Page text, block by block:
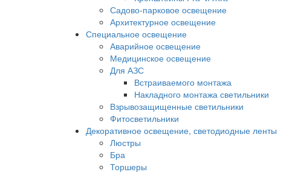
Садово-парковое освещение
Архитектурное освещение
Специальное освещение
Аварийное освещение
Медицинское освещение
Для АЗС
Встраиваемого монтажа
Накладного монтажа светильники
Взрывозащищенные светильники
Фитосветильники
Декоративное освещение, светодиодные ленты
Люстры
Бра
Торшеры